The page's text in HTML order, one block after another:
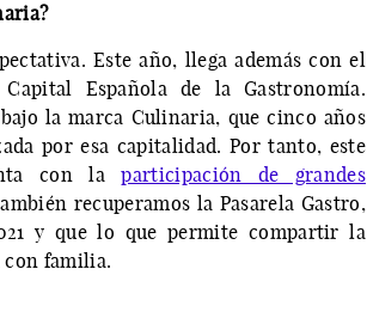
Este año, llega además con el
Española de la Gastronomía.
la marca Culinaria, que cinco años
por esa capitalidad. Por tanto, este
con laparticipación de grandes
recuperamos la Pasarela Gastro,
y que lo que permite compartir la
con familia.